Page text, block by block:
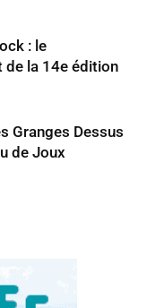
: le
la 14e édition
Granges Dessus
de Joux